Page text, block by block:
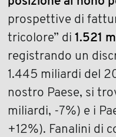
prospettive di
tricolore” di1.521
registrando un
1.445 miliardi del
nostro Paese, si
miliardi, -7%) e i
+12%). Fanalini di